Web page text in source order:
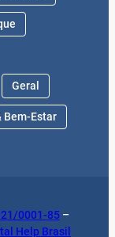
Geral
Bem-Estar
0001-85–
Help Brasil